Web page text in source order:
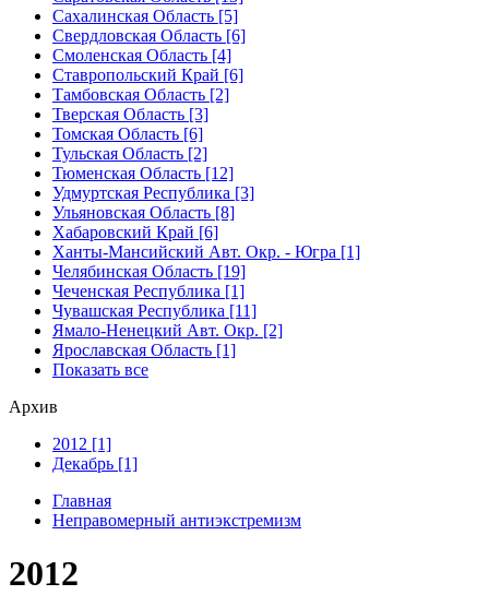
Сахалинская Область [5]
Свердловская Область [6]
Смоленская Область [4]
Ставропольский Край [6]
Тамбовская Область [2]
Тверская Область [3]
Томская Область [6]
Тульская Область [2]
Тюменская Область [12]
Удмуртская Республика [3]
Ульяновская Область [8]
Хабаровский Край [6]
Ханты-Мансийский Авт. Окр. - Югра [1]
Челябинская Область [19]
Чеченская Республика [1]
Чувашская Республика [11]
Ямало-Ненецкий Авт. Окр. [2]
Ярославская Область [1]
Показать все
Архив
2012 [1]
Декабрь [1]
Главная
Неправомерный антиэкстремизм
2012